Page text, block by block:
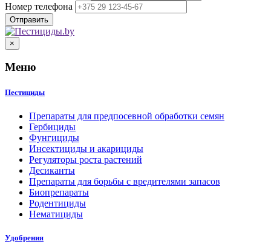
Номер телефона
×
Меню
Пестициды
Препараты для предпосевной обработки семян
Гербициды
Фунгициды
Инсектициды и акарициды
Регуляторы роста растений
Десиканты
Препараты для борьбы с вредителями запасов
Биопрепараты
Родентициды
Нематициды
Удобрения